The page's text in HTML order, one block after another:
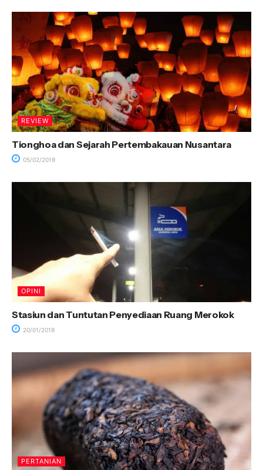
REVIEW
Tionghoa dan Sejarah Pertembakauan Nusantara
05/02/2019
OPINI
Stasiun dan Tuntutan Penyediaan Ruang Merokok
20/01/2019
PERTANIAN